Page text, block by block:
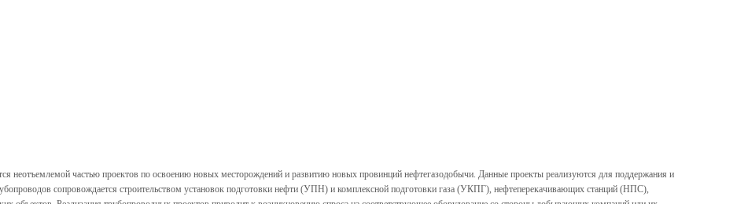
неотъемлемой частью проектов по освоению новых месторождений и развитию новых провинций нефтегазодобычи. Данные проекты реализуются для поддержания и
сопровождается строительством установок подготовки нефти (УПН) и комплексной подготовки газа (УКПГ), нефтеперекачивающих станций (НПС),